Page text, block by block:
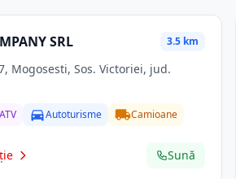
SRL 3.5 km
Autoturisme Camioane
Sună